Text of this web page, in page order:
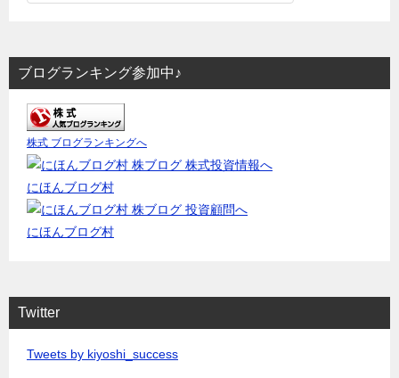
ブログランキング参加中♪
株式 ブログランキングへ
にほんブログ村
にほんブログ村
Twitter
Tweets by kiyoshi_success